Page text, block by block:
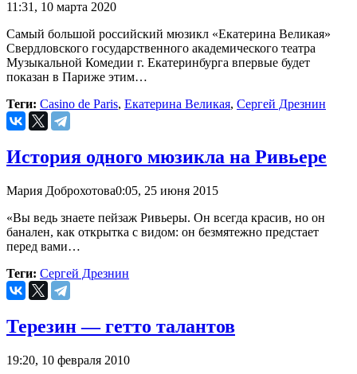
11:31, 10 марта 2020
Самый большой российский мюзикл «Екатерина Великая»
Свердловского государственного академического театра
Музыкальной Комедии г. Екатеринбурга впервые будет
показан в Париже этим…
Теги: Casino de Paris, Екатерина Великая, Сергей Дрезнин
История одного мюзикла на Ривьере
Мария Доброхотова0:05, 25 июня 2015
«Вы ведь знаете пейзаж Ривьеры. Он всегда красив, но он
банален, как открытка с видом: он безмятежно предстает
перед вами…
Теги: Сергей Дрезнин
Терезин — гетто талантов
19:20, 10 февраля 2010